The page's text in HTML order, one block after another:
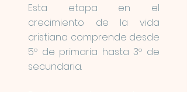
Esta etapa en el
crecimiento de la vida
cristiana comprende desde
5º de primaria hasta 3º de
secundaria.